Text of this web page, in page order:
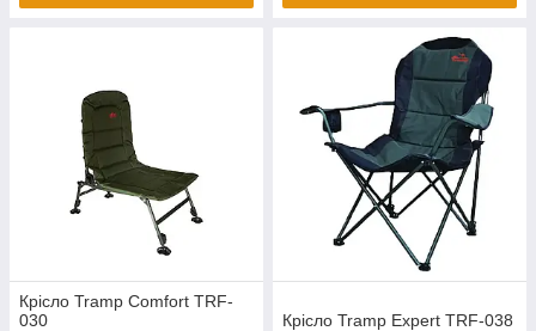
Крісло Tramp Comfort TRF-
030
Крісло Tramp Expert TRF-038